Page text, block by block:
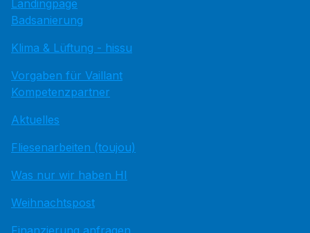
Landingpage
Badsanierung
Klima & Lüftung - hissu
Vorgaben für Vaillant
Kompetenzpartner
Aktuelles
Fliesenarbeiten (toujou)
Was nur wir haben HI
Weihnachtspost
Finanzierung anfragen